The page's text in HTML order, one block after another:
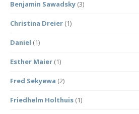
Benjamin Sawadsky (3)
Christina Dreier (1)
Daniel (1)
Esther Maier (1)
Fred Sekyewa (2)
Friedhelm Holthuis (1)